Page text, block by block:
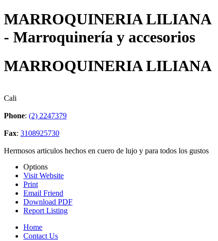
MARROQUINERIA LILIANA
- Marroquinería y accesorios
MARROQUINERIA LILIANA
Cali
Phone: (2) 2247379
Fax: 3108925730
Hermosos articulos hechos en cuero de lujo y para todos los gustos
Options
Visit Website
Print
Email Friend
Download PDF
Report Listing
Home
Contact Us